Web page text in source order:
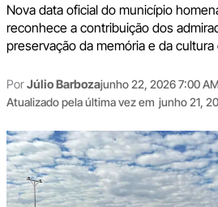
Nova data oficial do município
reconhece a contribuição dos
preservação da memória e da
PorJúlio Barbozajunho 22, 2026 7:00
Atualizado pela última vez em junho 21,